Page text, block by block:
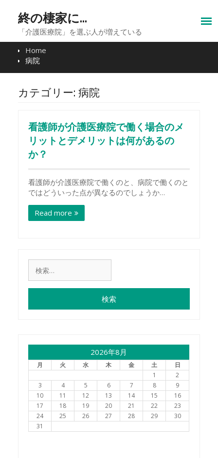
content終の棲家に…
「介護医療院」を選ぶ人が増えている
Home
病院
カテゴリー:病院
看護師が介護医療院で働く場合のメ
リットとデメリットは何があるの
か？
看護師が介護医療院で働くのと、病院で働くのと
ではどういった点が異なるのでしょうか…
Read more
索:
2026年8月
月 火 水 木 金 土
日
1
2
3
4 5 6 7 8
9
10
11 12 13 14 15
16
17
18 19 20 21 22
23
24
25 26 27 28 29
30
31